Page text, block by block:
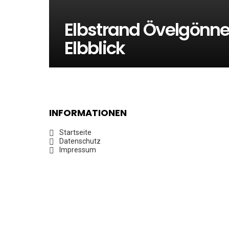
Elbstrand
Elbblick
INFORMATIONEN
Startseite
Datenschutz
Impressum